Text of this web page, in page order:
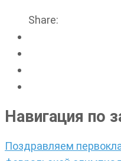
Share:
Навигация по
Поздравляем